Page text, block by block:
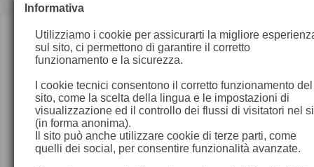
Informativa
Utilizziamo i cookie per assicurarti la migliore
sul sito, ci permettono di garantire il corretto
funzionamento e la sicurezza.
I cookie tecnici consentono il corretto funzionamento del
sito, come la scelta della lingua e le impostazioni di
visualizzazione ed il controllo dei flussi di visitatori nel
(in forma anonima).
Il sito può anche utilizzare cookie di terze parti, come
quelli dei social, per consentire funzionalità avanzate.